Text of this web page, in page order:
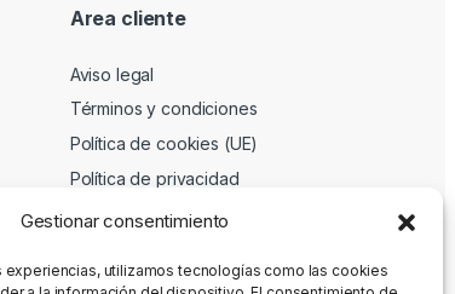
Gestionar consentimiento
experiencias, utilizamos tecnologías como las cookies
Area cliente
Aviso legal
Términos y condiciones
Política de cookies (UE)
Política de privacidad